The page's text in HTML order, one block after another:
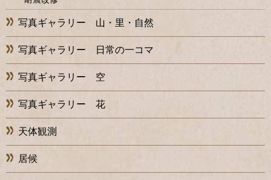
写真ギャラリー 山・里・自然
写真ギャラリー 日常の一コマ
写真ギャラリー 空
写真ギャラリー 花
天体観測
居候